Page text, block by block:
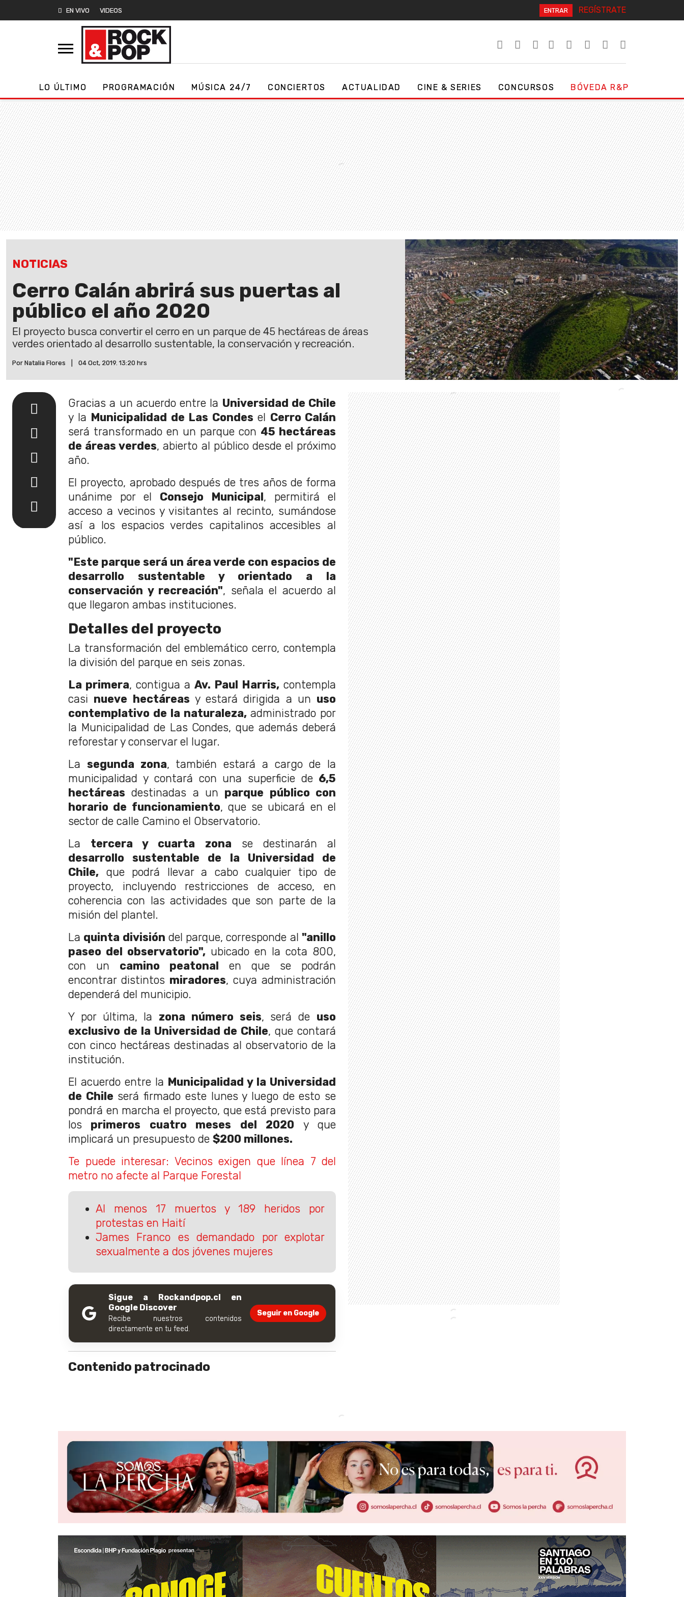
EN VIVO VIDEOS ENTRAR REGÍSTRATE
LO ÚLTIMO PROGRAMACIÓN MÚSICA 24/7 CONCIERTOS ACTUALIDAD CINE & SERIES CONCURSOS BÓVEDA R&P
NOTICIAS
Cerro Calán abrirá sus puertas al
público el año 2020
El proyecto busca convertir el cerro en un parque de 45 hectáreas de áreas
verdes orientado al desarrollo sustentable, la conservación y recreación.
Por Natalia Flores 04 Oct, 2019. 13:20 hrs
Gracias a un acuerdo entre la Universidad de Chile
y la Municipalidad de Las Condes el Cerro Calán
será transformado en un parque con 45 hectáreas
de áreas verdes, abierto al público desde el próximo
año.
El proyecto, aprobado después de tres años de forma
unánime por el Consejo Municipal, permitirá el
acceso a vecinos y visitantes al recinto, sumándose
así a los espacios verdes capitalinos accesibles al
público.
"Este parque será un área verde con espacios de
desarrollo sustentable y orientado a la
conservación y recreación", señala el acuerdo al
que llegaron ambas instituciones.
Detalles del proyecto
La transformación del emblemático cerro, contempla
la división del parque en seis zonas.
La primera, contigua a Av. Paul Harris, contempla
casi nueve hectáreas y estará dirigida a un uso
contemplativo de la naturaleza, administrado por
la Municipalidad de Las Condes, que además deberá
reforestar y conservar el lugar.
La segunda zona, también estará a cargo de la
municipalidad y contará con una superficie de 6,5
hectáreas destinadas a un parque público con
horario de funcionamiento, que se ubicará en el
sector de calle Camino el Observatorio.
La tercera y cuarta zona se destinarán al
desarrollo sustentable de la Universidad de
Chile, que podrá llevar a cabo cualquier tipo de
proyecto, incluyendo restricciones de acceso, en
coherencia con las actividades que son parte de la
misión del plantel.
La quinta división del parque, corresponde al"anillo
paseo del observatorio", ubicado en la cota 800,
con un camino peatonal en que se podrán
encontrar distintos miradores, cuya administración
dependerá del municipio.
Y por última, la zona número seis, será de uso
exclusivo de la Universidad de Chile, que contará
con cinco hectáreas destinadas al observatorio de la
institución.
El acuerdo entre la Municipalidad y la Universidad
de Chile será firmado este lunes y luego de esto se
pondrá en marcha el proyecto, que está previsto para
los primeros cuatro meses del 2020 y que
implicará un presupuesto de $200 millones.
Te puede interesar: Vecinos exigen que línea 7 del
metro no afecte al Parque Forestal
Al menos 17 muertos y 189 heridos por
protestas en Haití
James Franco es demandado por explotar
sexualmente a dos jóvenes mujeres
Sigue a Rockandpop.cl en
Google Discover
Recibe nuestros contenidos
directamente en tu feed.
Seguir en Google
Contenido patrocinado